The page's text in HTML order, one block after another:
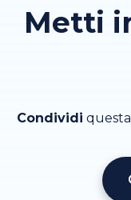
Metti
Condividi